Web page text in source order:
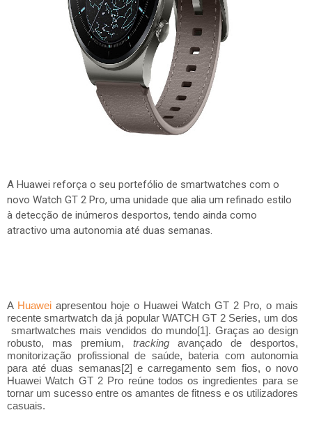
A Huawei reforça o seu portefólio de smartwatches com o
novo Watch GT 2 Pro, uma unidade que alia um refinado estilo
à detecção de inúmeros desportos, tendo ainda como
atractivo uma autonomia até duas semanas.
A Huawei apresentou hoje o Huawei Watch GT 2 Pro, o mais
recente smartwatch da já popular WATCH GT 2 Series, um dos
smartwatches mais vendidos do mundo[1]. Graças ao design
robusto, mas premium, trackingavançado de desportos,
monitorização profissional de saúde, bateria com autonomia
para até duas semanas[2] e carregamento sem fios, o novo
Huawei Watch GT 2 Pro reúne todos os ingredientes para se
tornar um sucesso entre os amantes de fitness e os utilizadores
casuais.